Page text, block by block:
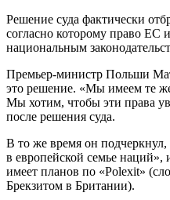
Решение суда фактически
согласно которому право ЕС
национальным
Премьер-министр Польши
это решение. «Мы имеем те
Мы хотим, чтобы эти права
после решения суда.
В то же время он
в европейской семье наций»,
имеет планов по «Polexit»
Брекзитом в Британии).